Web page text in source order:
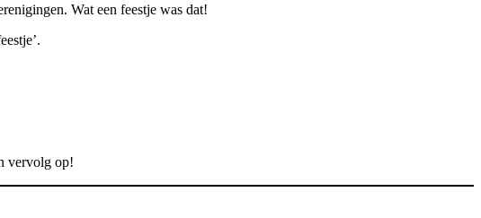
Wat een feestje was dat!
vervolg op!